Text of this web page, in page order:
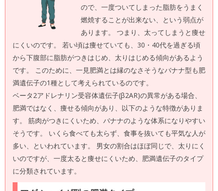
ので、一度ついてしまった脂肪をうまく
燃焼することが出来ない、という弱点が
あります。 つまり、太ってしまうと痩せ
にくいのです。 若い頃は痩せていても、30・40代を過ぎる頃
から下腹部に脂肪がつきはじめ、太りはじめる傾向があるよう
です。 このために、一見肥満とは縁のなさそうなバナナ型も肥
満遺伝子の1種として考えられているのです。
ベータ2アドレナリン受容体遺伝子(β2AR)の異常がある場合、
肥満ではなく、痩せる傾向があり、以下のような特徴がありま
す。 筋肉がつきにくいため、バナナのような体系になりやすい
そうです。 いくら食べても太らず、食事を抜いても平気な人が
多い、といわれています。 男女の割合はほぼ同じで、太りにく
いのですが、一度太ると痩せにくいため、肥満遺伝子のタイプ
に分類されています。